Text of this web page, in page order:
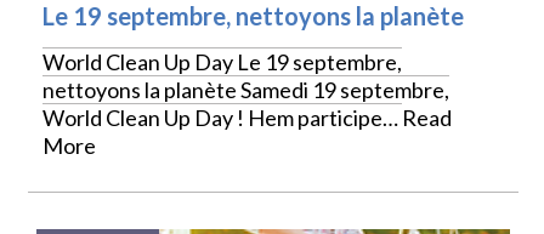
Le 19 septembre, nettoyons la planète
World Clean Up Day Le 19 septembre,
nettoyons la planète Samedi 19 septembre,
World Clean Up Day ! Hem participe… Read
More